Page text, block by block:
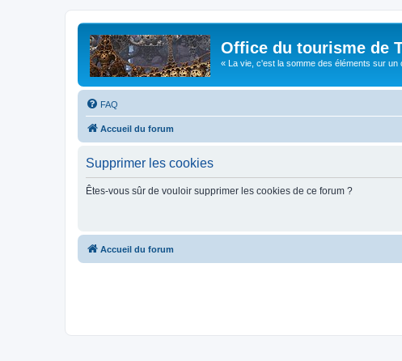
Office du tourisme de
« La vie, c'est la somme des éléments sur un
FAQ
Accueil du forum
Supprimer les cookies
Êtes-vous sûr de vouloir supprimer les cookies de ce forum ?
Accueil du forum